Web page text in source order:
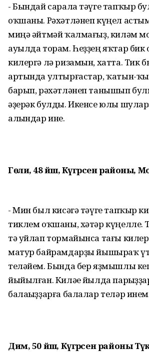
- Бындай сарала тәүге тапҡыр
оҡшаны. Рәхәтләнеп күңел
миңә әйтмәй ҡалмағыҙ, киләм
ауылда торам. Һеҙҙең яҡтар бик
килергә лә ризамын, хатта. Тик
артында ултырғастар, ҡатын-
барып, рәхәтләнеп танышып
әҙерәк булды. Икенсе юлы
алһындар ине.
Гөлиә, 48 йәш, Күгәрсен районы,
- Мин был кисәгә тәүге тапҡыр
тиклем оҡшаны, хәтәр күңелле.
тә уйлап тормайынса тағы
матур байрамдарҙы йышыраҡ
теләйем. Бында бер яҙмышлы
йыйылған. Киләһе йылда
балаһыҙҙарға балалар теләр
Дим, 50 йәш, Күгәрсен районы